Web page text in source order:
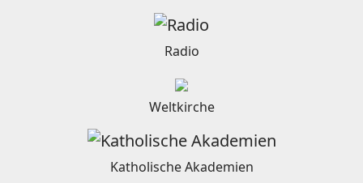
Radio
Weltkirche
Katholische Akademien